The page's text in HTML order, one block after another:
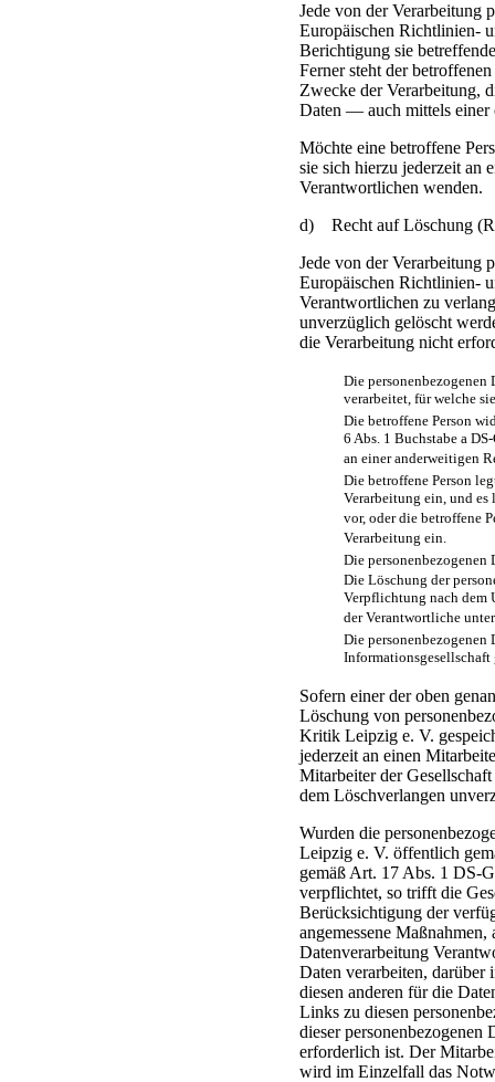
Jede von der Verarbeitung
Europäischen Richtlinien-
Berichtigung sie
Ferner steht der
Zwecke der Verarbeitung,
Daten — auch mittels
Möchte eine betroffene
sie sich hierzu jederzeit an
Verantwortlichen wenden.
d) Recht auf Löschung
Jede von der Verarbeitung
Europäischen Richtlinien-
Verantwortlichen zu
unverzüglich gelöscht
die Verarbeitung nicht
Die personenbezogenen
verarbeitet, für welche
Die betroffene Person
6 Abs. 1 Buchstabe a
an einer anderweitigen
Die betroffene Person
Verarbeitung ein, und
vor, oder die betroffene
Verarbeitung ein.
Die personenbezogenen
Die Löschung der
Verpflichtung nach dem
der Verantwortliche
Die personenbezogenen
Informationsgesellschaft
Sofern einer der oben
Löschung von
Kritik Leipzig e. V.
jederzeit an einen
Mitarbeiter der
dem Löschverlangen
Wurden die
Leipzig e. V. öffentlich
gemäß Art. 17 Abs. 1 DS-
verpflichtet, so trifft die
Berücksichtigung der
angemessene
Datenverarbeitung
Daten verarbeiten, darüber
diesen anderen für die
Links zu diesen
dieser
erforderlich ist. Der
wird im Einzelfall das